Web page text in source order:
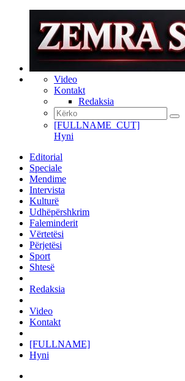
Video
Kontakt
Redaksia
[FULLNAME_CUT]
Hyni
Editorial
Speciale
Mendime
Intervista
Kulturë
Udhëpërshkrim
Faleminderit
Vërtetësi
Përjetësi
Sport
Shtesë
Redaksia
Video
Kontakt
[FULLNAME]
Hyni